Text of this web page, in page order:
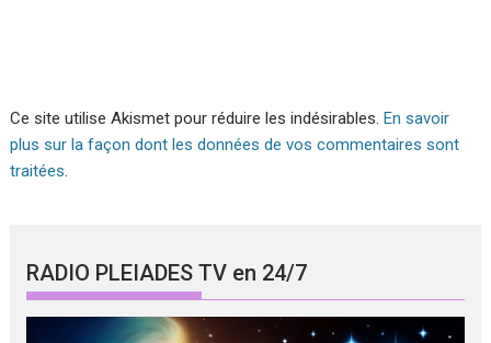
Ce site utilise Akismet pour réduire les indésirables.En savoir
plus sur la façon dont les données de vos commentaires sont
traitées.
RADIO PLEIADES TV en 24/7